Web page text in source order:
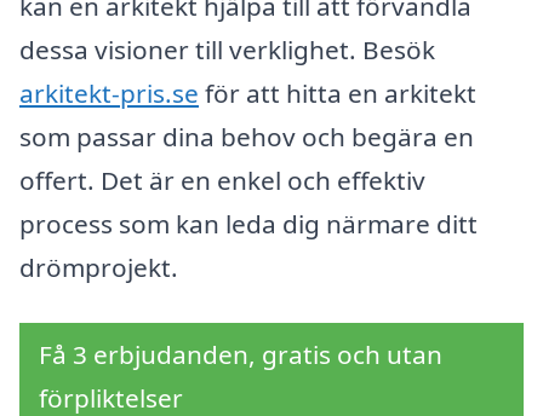
dessa visioner till verklighet. Besök
arkitekt-pris.se för att hitta en arkitekt
som passar dina behov och begära en
offert. Det är en enkel och effektiv
process som kan leda dig närmare ditt
drömprojekt.
Få 3 erbjudanden, gratis och utan
förpliktelser